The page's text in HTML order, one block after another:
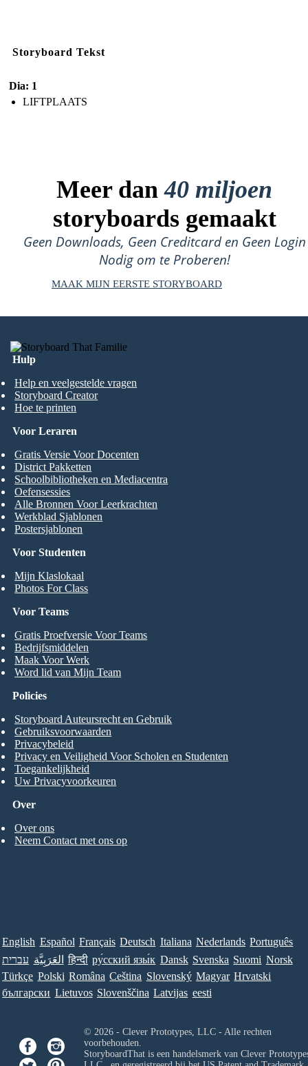
Storyboard Tekst
Dia: 1
LIFTPLAATS
Meer dan40 miljoen
storyboards gemaakt
Geen Downloads, Geen Creditcard en Geen Login
Nodig om te Proberen!
MAAK MIJN EERSTE STORYBOARD
Hulp
Help en veelgestelde vragen
Storyboard Creator
Hoe te printen
Voor Studenten
Mijn Klaslokaal
Photos For Class
Voor Leraren
Gratis Versie Voor Docenten
District Pakketten
Schoolbibliotheken en Mediacentra
Oefensessies
Alle Bronnen Voor Leerkrachten
Werkblad Sjablonen
Postersjablonen
Voor Teams
Gratis Proefversie Voor Teams
Bedrijfsmiddelen
Maak Voor Werk
Word lid van Mijn Team
Over
Over ons
Neem Contact met ons op
Policies
Storyboard Auteursrecht en Gebruik
Gebruiksvoorwaarden
Privacybeleid
Privacy en Veiligheid Voor Scholen en Studenten
Toegankelijkheid
Uw Privacyvoorkeuren
English Español Français Deutsch Italiana Nederlands Português
עברית العَرَبِيَّة हिन्दी ру́сский язы́к Dansk Svenska Suomi Norsk
Türkçe Polski Româna Ceština Slovenský Magyar Hrvatski
български Lietuvos Slovenščina Latvijas eesti
© 2026 - Clever Prototypes, LLC - Alle rechten
voorbehouden.
StoryboardThat is een handelsmerk van Clever